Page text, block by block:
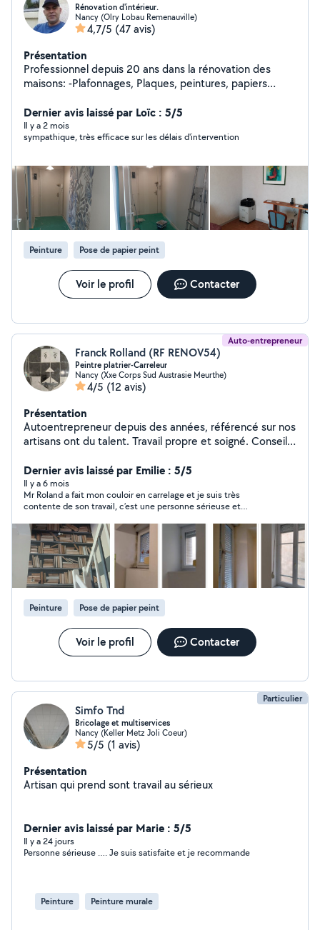
Rénovation d'intérieur.
Nancy (Olry Lobau Remenauville)
4,7/5 (47 avis)
Présentation
Professionnel depuis 20 ans dans la rénovation des
maisons: -Plafonnages, Plaques, peintures, papiers
portes. -parquet et carrelage. -conseils en architecture
d'intérieure ( agencement, aménagement...). -
intervention sur les petits soucis d'un espace de vie (
murs : cadres ,triangles ...).
Dernier avis laissé par Loïc : 5/5
Il y a 2 mois
sympathique, très efficace sur les délais d'intervention
Peinture Pose de papier peint
Voir le profil Contacter
Auto-entrepreneur
Franck Rolland (RF RENOV54)
Peintre platrier-Carreleur
Nancy (Xxe Corps Sud Austrasie Meurthe)
4/5 (12 avis)
Présentation
Autoentrepreneur depuis des années, référencé sur nos
artisans ont du talent. Travail propre et soigné. Conseils
engager des dépenses inutiles.
Dernier avis laissé par Emilie : 5/5
Il y a 6 mois
Mr Roland a fait mon couloir en carrelage et je suis très
contente de son travail, c’est une personne sérieuse et
Peinture Pose de papier peint
Voir le profil Contacter
Particulier
Simfo Tnd
Bricolage et multiservices
Nancy (Keller Metz Joli Coeur)
5/5 (1 avis)
Présentation
Artisan qui prend sont travail au sérieux
Dernier avis laissé par Marie : 5/5
Il y a 24 jours
Personne sérieuse …. Je suis satisfaite et je recommande
Peinture Peinture murale